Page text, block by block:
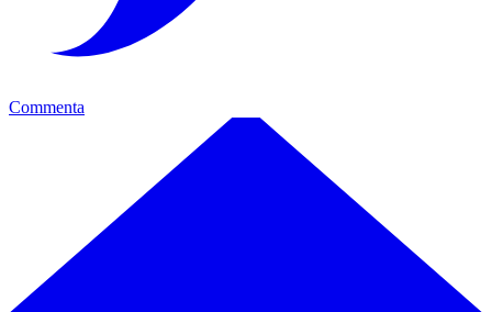
Commenta